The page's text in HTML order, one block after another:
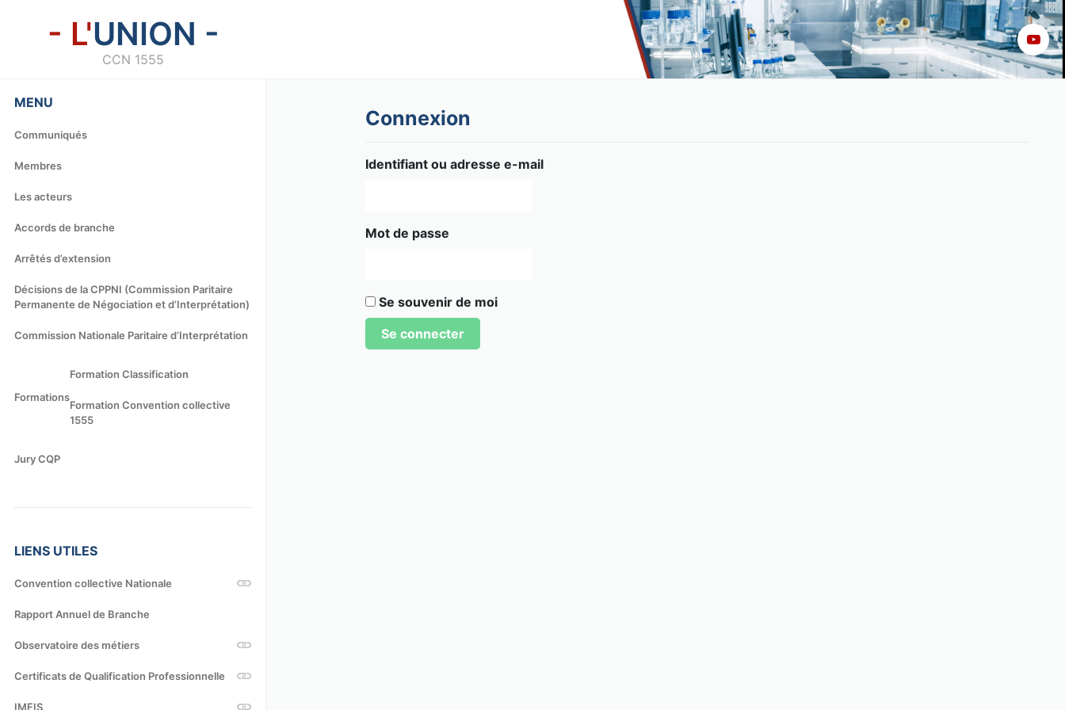
- L'UNION -
CCN 1555
MENU
Communiqués
Membres
Les acteurs
Accords de branche
Arrêtés d’extension
Décisions de la CPPNI (Commission Paritaire
Permanente de Négociation et d’Interprétation)
Commission Nationale Paritaire d’Interprétation
Formations
Formation Classification
Formation Convention collective
1555
Jury CQP
LIENS UTILES
Convention collective Nationale
Rapport Annuel de Branche
Observatoire des métiers
Certificats de Qualification Professionnelle
IMFIS
Connexion
Identifiant ou adresse e-mail
Mot de passe
Se souvenir de moi